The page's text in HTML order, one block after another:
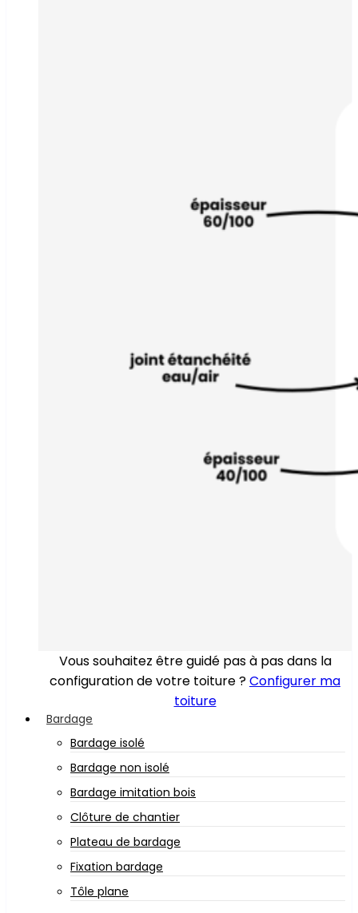
Vous souhaitez être guidé pas à pas dans la
configuration de votre toiture ?Configurer ma
toiture
Bardage
Bardage isolé
Bardage non isolé
Bardage imitation bois
Clôture de chantier
Plateau de bardage
Fixation bardage
Tôle plane